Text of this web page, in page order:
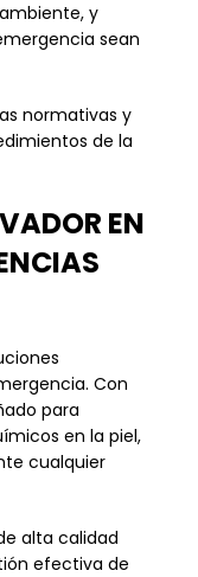
y
sean
normativas y
de la
EN
Con
para
en la piel,
cualquier
alta calidad
efectiva de